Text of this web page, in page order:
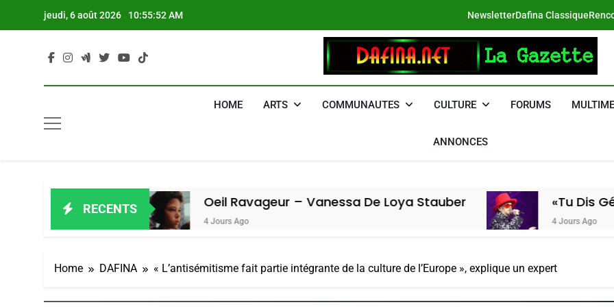
jeudi, 6 août 2026 10:55:53 AM NewsletterDafina Classique
DAFINA
HOME ARTS COMMUNAUTES CULTURE FORUMS
ANNONCES
RECENTS Oeil Ravageur – Vanessa De Loya Stauber
4 Jours Ago
«Tu Dis Génocide,
4 Jours Ago
Home DAFINA « L’antisémitisme fait partie intégrante de la culture de l’Europe », explique un expert